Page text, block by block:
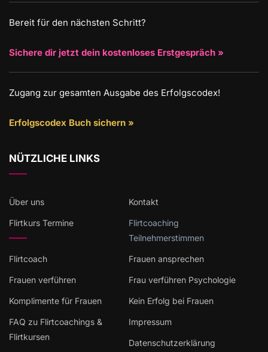
Bereit für den nächsten Schritt?
Sichere dir jetzt dein kostenloses Erstgespräch »
Zugang zur gesamten Ausgabe des Erfolgscodex!
Erfolgscodex Buch sichern »
NÜTZLICHE LINKS
Über uns Kontakt
Flirtkurs Termine
Flirtcoaching
Teilnehmerstimmen
Flirtcoach Frauen ansprechen
Frauen verführen Frau verführen Psychologie
Komplimente für Frauen Kein Erfolg bei Frauen
FAQ zu Flirtcoachings &
Flirtkursen
Impressum
Datenschutzerklärung